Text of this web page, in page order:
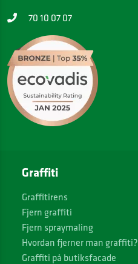
70 10 07 07
Graffiti
Graffitirens
Fjern graffiti
Fjern spraymaling
Hvordan fjerner man graffiti?
Graffiti på butiksfacade